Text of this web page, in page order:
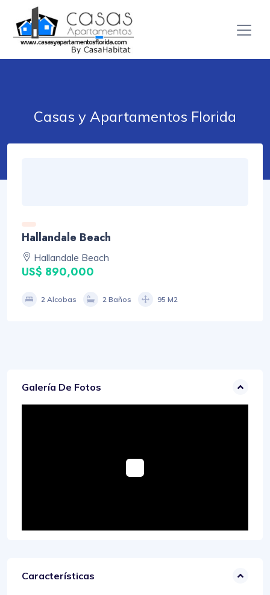
Casas y Apartamentos Florida
Hallandale Beach
Hallandale Beach
US$ 890,000
2 Alcobas 2 Baños 95 M2
Galería De Fotos
Características